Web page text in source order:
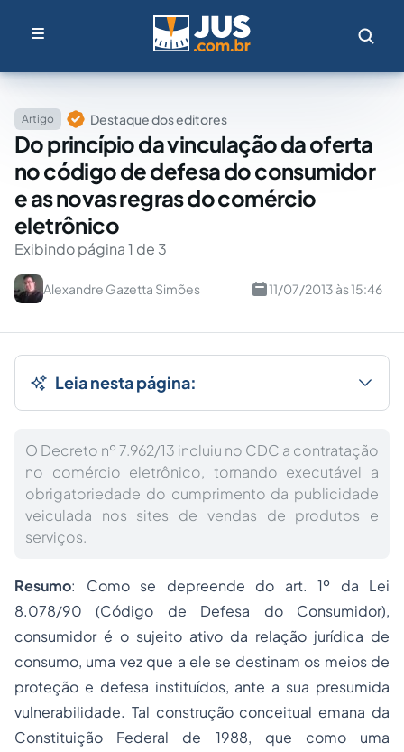
Artigo Destaque dos editores
Do princípio da vinculação da oferta
no código de defesa do consumidor
e as novas regras do comércio
eletrônico
Exibindo página 1 de 3
Alexandre Gazetta Simões 11/07/2013 às 15:46
Leia nesta página:
O Decreto nº 7.962/13 incluiu no CDC a contratação
no comércio eletrônico, tornando executável a
obrigatoriedade do cumprimento da publicidade
veiculada nos sites de vendas de produtos e
serviços.
Resumo: Como se depreende do art. 1º da Lei
8.078/90 (Código de Defesa do Consumidor),
consumidor é o sujeito ativo da relação jurídica de
consumo, uma vez que a ele se destinam os meios de
proteção e defesa instituídos, ante a sua presumida
vulnerabilidade. Tal construção conceitual emana da
Constituição Federal de 1988, que como uma